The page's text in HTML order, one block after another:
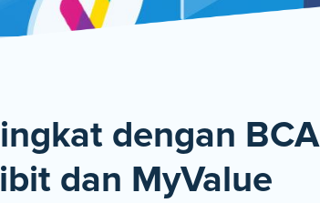
dengan
dan MyValue